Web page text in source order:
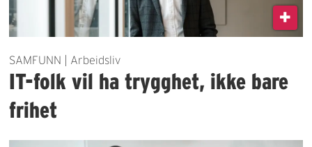
SAMFUNN | Arbeidsliv
IT-folk vil ha trygghet, ikke bare
frihet